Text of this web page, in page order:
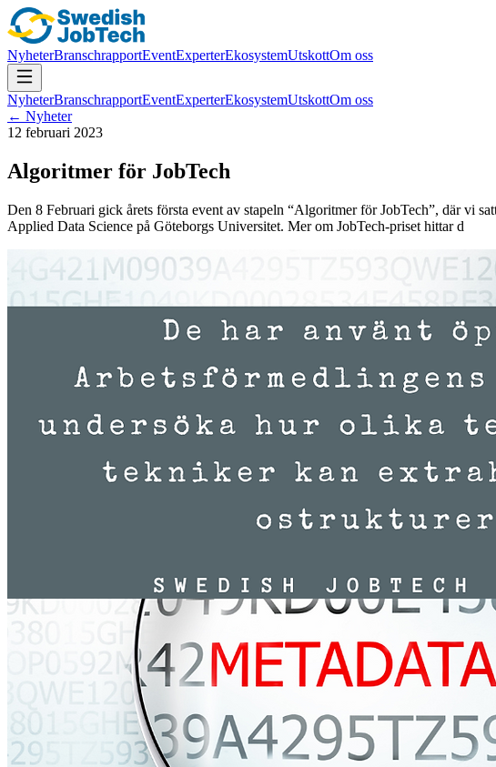
NyheterBranschrapportEventExperterEkosystemUtskottOm oss
NyheterBranschrapportEventExperterEkosystemUtskottOm oss
← Nyheter
12 februari 2023
Algoritmer för JobTech
Den 8 Februari gick årets första event av stapeln “Algoritmer för JobTech”, där vi
Applied Data Science på Göteborgs Universitet. Mer om JobTech-priset hittar d